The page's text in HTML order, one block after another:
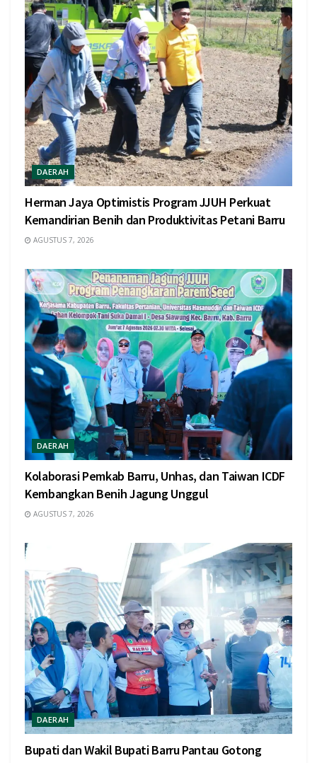
DAERAH
Herman Jaya Optimistis Program JJUH Perkuat
Kemandirian Benih dan Produktivitas Petani Barru
AGUSTUS 7, 2026
DAERAH
Kolaborasi Pemkab Barru, Unhas, dan Taiwan ICDF
Kembangkan Benih Jagung Unggul
AGUSTUS 7, 2026
DAERAH
Bupati dan Wakil Bupati Barru Pantau Gotong